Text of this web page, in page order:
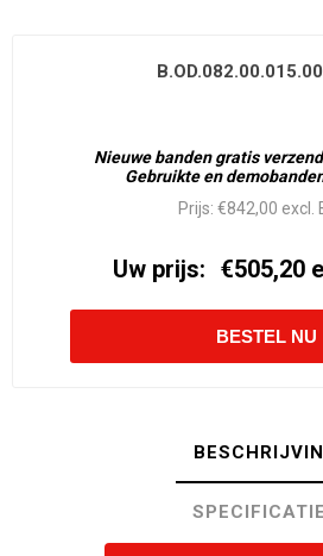
Nieuwe banden gratis
Gebruikte en
Prijs: €842,00 excl.
Uw prijs: €505,20